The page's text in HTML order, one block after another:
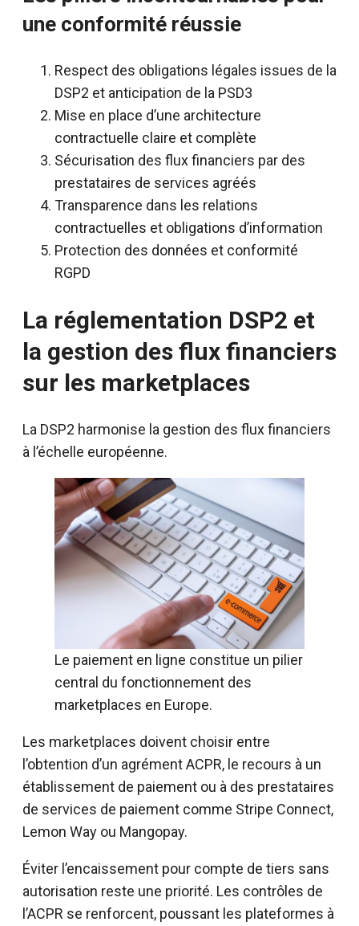
une conformité réussie
Respect des obligations légales issues de la
DSP2 et anticipation de la PSD3
Mise en place d’une architecture
contractuelle claire et complète
Sécurisation des flux financiers par des
prestataires de services agréés
Transparence dans les relations
contractuelles et obligations d’information
Protection des données et conformité
RGPD
La réglementation DSP2 et
la gestion des flux financiers
sur les marketplaces
La DSP2 harmonise la gestion des flux financiers
à l’échelle européenne.
Le paiement en ligne constitue un pilier
central du fonctionnement des
marketplaces en Europe.
Les marketplaces doivent choisir entre
l’obtention d’un agrément ACPR, le recours à un
établissement de paiement ou à des prestataires
de services de paiement comme Stripe Connect,
Lemon Way ou Mangopay.
Éviter l’encaissement pour compte de tiers sans
autorisation reste une priorité. Les contrôles de
l’ACPR se renforcent, poussant les plateformes à